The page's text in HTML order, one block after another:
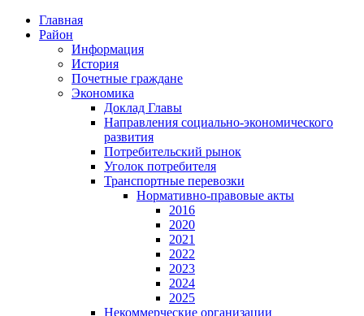
Главная
Район
Информация
История
Почетные граждане
Экономика
Доклад Главы
Направления социально-экономического
развития
Потребительский рынок
Уголок потребителя
Транспортные перевозки
Нормативно-правовые акты
2016
2020
2021
2022
2023
2024
2025
Некоммерческие организации